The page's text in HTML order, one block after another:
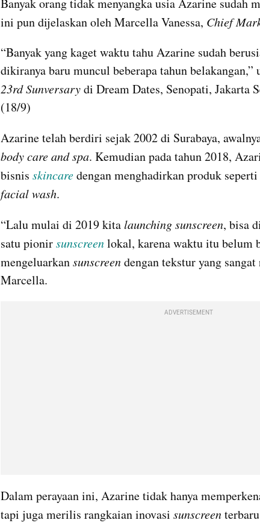
Banyak orang tidak menyangka usia Azarine sudah
ini pun dijelaskan oleh Marcella Vanessa, Chief
“Banyak yang kaget waktu tahu Azarine sudah
23rd Sunversary di Dream Dates, Senopati, Jakarta
(18/9)
Azarine telah berdiri sejak 2002 di Surabaya,
body care and spa. Kemudian pada tahun 2018,
bisnis skincare dengan menghadirkan produk seperti
facial wash.
“Lalu mulai di 2019 kita launching sunscreen, bisa
satu pionir sunscreen lokal, karena waktu itu belum
mengeluarkan sunscreen dengan tekstur yang sangat
Marcella.
ADVERTISEMENT
Dalam perayaan ini, Azarine tidak hanya
tapi juga merilis rangkaian inovasi sunscreen